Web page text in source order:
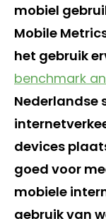
mobiel
Mobile
het gebruik
benchmark
Nederlandse
devices
goed voor
mobiele
gebruik van